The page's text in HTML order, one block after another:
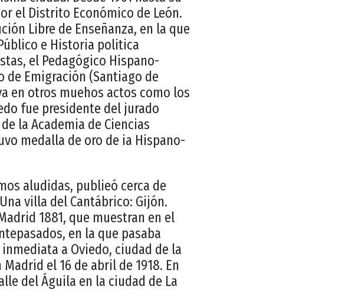
el Distrito Económico de León.
Libre de Enseñanza, en la que
e Historia politica
el Pedagógico Hispano-
de Emigración (Santiago de
en otros muehos actos como los
fue presidente del jurado
la Academia de Ciencias
medalla de oro de ia Hispano-
aludidas, publieó cerca de
villa del Cantábrico: Gijón.
1881, que muestran en el
en la que pasaba
a Oviedo, ciudad de la
el 16 de abril de 1918. En
del Águila en la ciudad de La